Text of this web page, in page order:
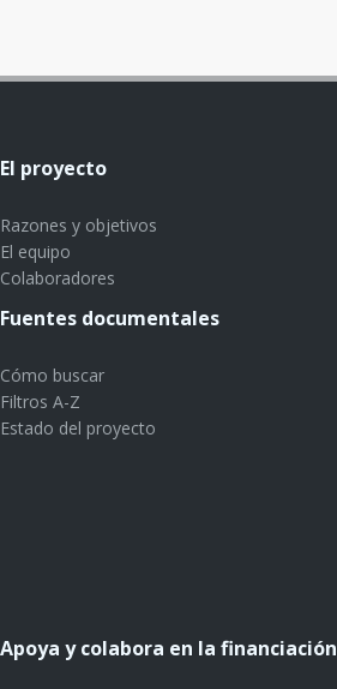
El proyecto
Razones y objetivos
El equipo
Colaboradores
Fuentes documentales
Cómo buscar
Filtros A-Z
Estado del proyecto
Apoya y colabora en la financiación